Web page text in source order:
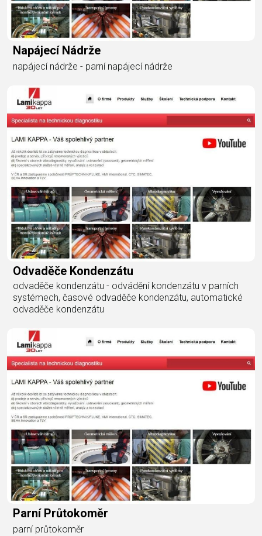
Napájecí Nádrže
napájecí nádrže - parní napájecí nádrže
Odvaděče Kondenzátu
odvaděče kondenzátu - odvádění kondenzátu v parních
systémech, časové odvaděče kondenzátu, automatické
odvaděče kondenzátu
Parní Průtokoměr
parní průtokoměr